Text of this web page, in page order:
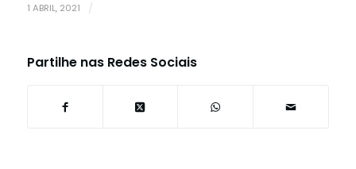
1 ABRIL, 2021 /
Partilhe nas Redes Sociais